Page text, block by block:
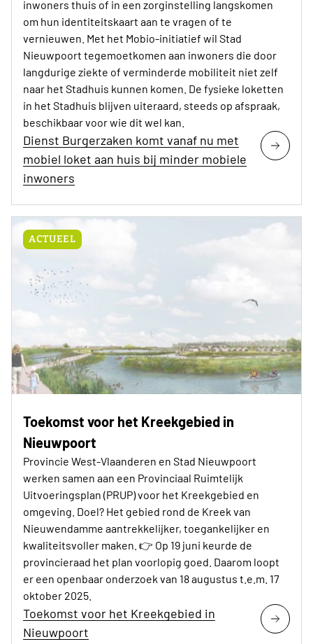
inwoners thuis of in een zorginstelling langskomen
om hun identiteitskaart aan te vragen of te
vernieuwen. Met het Mobio-initiatief wil Stad
Nieuwpoort tegemoetkomen aan inwoners die door
langdurige ziekte of verminderde mobiliteit niet zelf
naar het Stadhuis kunnen komen. De fysieke loketten
in het Stadhuis blijven uiteraard, steeds op afspraak,
beschikbaar voor wie dit wel kan.
Dienst Burgerzaken komt vanaf nu met
mobiel loket aan huis bij minder mobiele
inwoners
ACTUEEL
Toekomst voor het Kreekgebied in
Nieuwpoort
Provincie West-Vlaanderen en Stad Nieuwpoort
werken samen aan een Provinciaal Ruimtelijk
Uitvoeringsplan (PRUP) voor het Kreekgebied en
omgeving. Doel? Het gebied rond de Kreek van
Nieuwendamme aantrekkelijker, toegankelijker en
kwaliteitsvoller maken. 👉 Op 19 juni keurde de
provincieraad het plan voorlopig goed. Daarom loopt
er een openbaar onderzoek van 18 augustus t.e.m. 17
oktober 2025.
Toekomst voor het Kreekgebied in
Nieuwpoort